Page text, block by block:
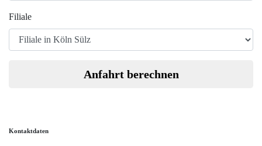
Filiale
Anfahrt berechnen
Kontaktdaten